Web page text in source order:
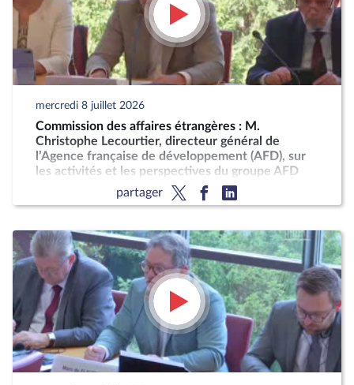
mercredi 8 juillet 2026
Commission des affaires étrangères : M.
Christophe Lecourtier, directeur général de
l’Agence française de développement (AFD), sur
les activités et les perspectives du groupe AFD
partager